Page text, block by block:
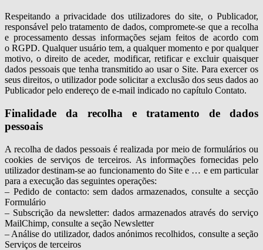
Respeitando a privacidade dos utilizadores do site, o Publicador,
responsável pelo tratamento de dados, compromete-se que a recolha
e processamento dessas informações sejam feitos de acordo com
o RGPD. Qualquer usuário tem, a qualquer momento e por qualquer
motivo, o direito de aceder, modificar, retificar e excluir quaisquer
dados pessoais que tenha transmitido ao usar o Site. Para exercer os
seus direitos, o utilizador pode solicitar a exclusão dos seus dados ao
Publicador pelo endereço de e-mail indicado no capítulo Contato.
Finalidade da recolha e tratamento de dados
pessoais
A recolha de dados pessoais é realizada por meio de formulários ou
cookies de serviços de terceiros. As informações fornecidas pelo
utilizador destinam-se ao funcionamento do Site e … e em particular
para a execução das seguintes operações:
– Pedido de contacto: sem dados armazenados, consulte a secção
Formulário
– Subscrição da newsletter: dados armazenados através do serviço
MailChimp, consulte a seção Newsletter
– Análise do utilizador, dados anónimos recolhidos, consulte a seção
Serviços de terceiros